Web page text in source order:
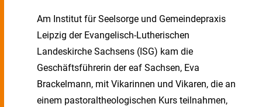
Am Institut für Seelsorge und Gemeindepraxis
Leipzig der Evangelisch-Lutherischen
Landeskirche Sachsens (ISG) kam die
Geschäftsführerin der eaf Sachsen, Eva
Brackelmann, mit Vikarinnen und Vikaren, die an
einem pastoraltheologischen Kurs teilnahmen,